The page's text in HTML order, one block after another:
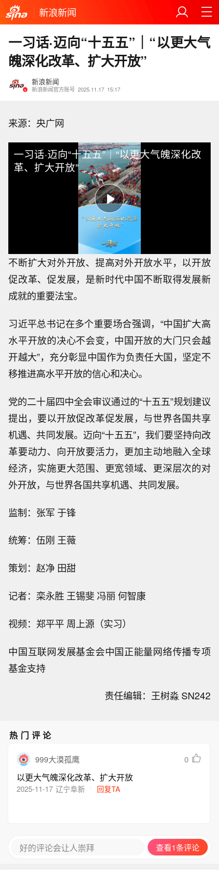
新浪新闻
一习话·迈向“十五五”｜“以更大气
魄深化改革、扩大开放”
新浪新闻
新浪新闻官方账号 2025.11.17 15:17
来源：央广网
一习话·迈向“十五五”｜“以更大气魄深化改
革、扩大开放”
不断扩大对外开放、提高对外开放水平，以开放
促改革、促发展，是新时代中国不断取得发展新
成就的重要法宝。
习近平总书记在多个重要场合强调，“中国扩大高
水平开放的决心不会变，中国开放的大门只会越
开越大”，充分彰显中国作为负责任大国，坚定不
移推进高水平开放的信心和决心。
党的二十届四中全会审议通过的“十五五”规划建议
提出，要以开放促改革促发展，与世界各国共享
机遇、共同发展。迈向“十五五”，我们要坚持向改
革要动力、向开放要活力，更加主动地融入全球
经济，实施更大范围、更宽领域、更深层次的对
外开放，与世界各国共享机遇、共同发展。
监制：张军 于锋
统筹：伍刚 王薇
策划：赵净 田甜
记者：栾永胜 王锡斐 冯丽 何智康
视频：郑平平 周上源（实习）
中国互联网发展基金会中国正能量网络传播专项
基金支持
责任编辑：王树淼 SN242
热门评论
999大漠孤鹰 0
以更大气魄深化改革、扩大开放
2025-11-17 辽宁阜新 回复TA
好的评论会让人崇拜 查看1条评论